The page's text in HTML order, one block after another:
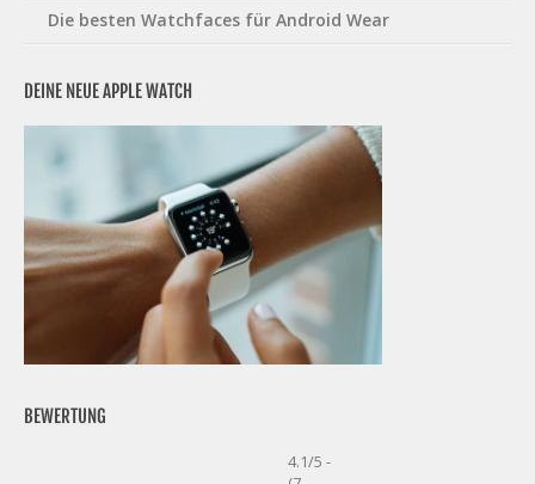
Die besten Watchfaces für Android Wear
DEINE NEUE APPLE WATCH
BEWERTUNG
4.1/5 -